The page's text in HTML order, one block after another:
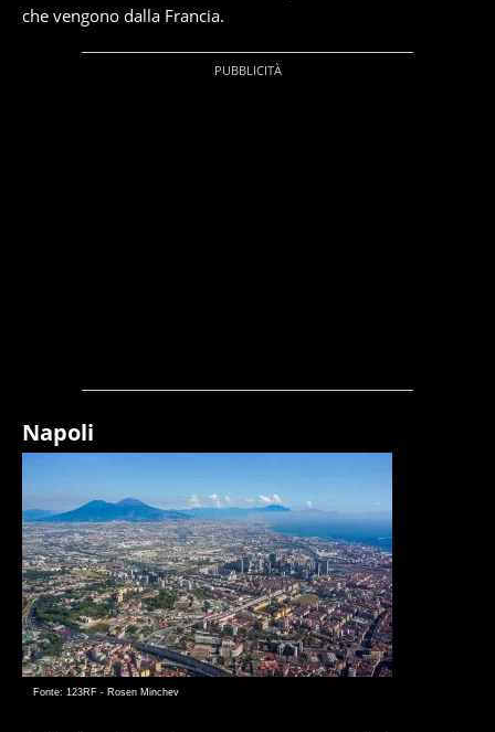
che vengono dalla Francia.
Napoli
Fonte: 123RF - Rosen Minchev